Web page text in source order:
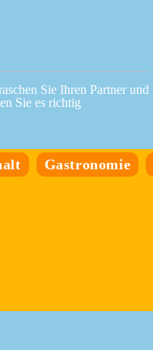
Sie Ihren Partner und
Sie es richtig
Gastronomie